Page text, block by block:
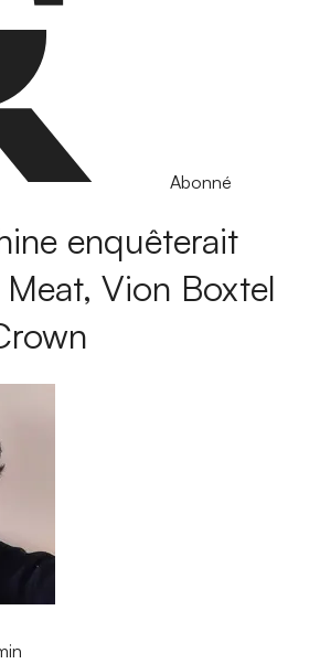
Abonné
enquêterait
Vion Boxtel